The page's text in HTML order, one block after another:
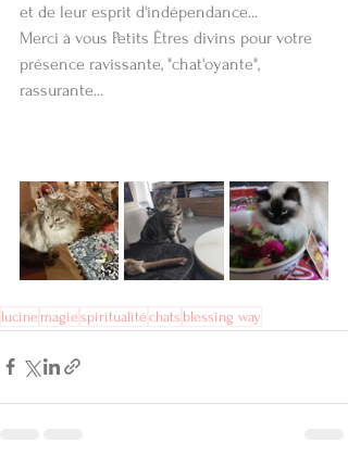
et de leur esprit d'indépendance...
Merci à vous Petits Êtres divins pour votre
présence ravissante, "chat'oyante",
rassurante...
lucine magie spiritualité chats blessing way